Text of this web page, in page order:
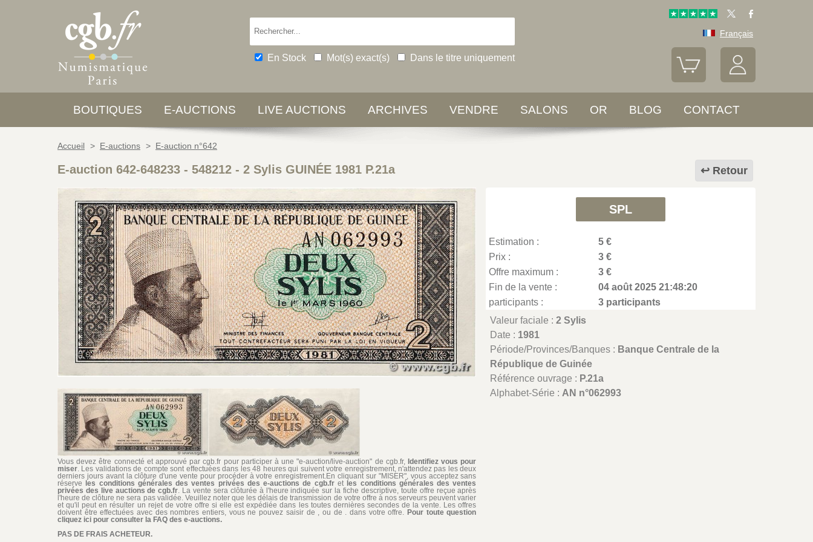
En Stock Mot(s) exact(s) Dans le titre uniquement
Français
BOUTIQUES E-AUCTIONS LIVE AUCTIONS ARCHIVES VENDRE SALONS OR BLOG CONTACT
Accueil > E-auctions > E-auction n°642
Retour
E-auction 642-648233 - 548212 - 2 Sylis GUINÉE 1981 P.21a
Vous devez être connecté et approuvé par cgb.fr pour participer à une "e-auction/live-auction" de cgb.fr, Identifiez vous pour
miser . Les validations de compte sont effectuées dans les 48 heures qui suivent votre enregistrement, n'attendez pas les deux
derniers jours avant la clôture d'une vente pour procéder à votre enregistrement.En cliquant sur "MISER", vous acceptez sans
réserve les conditions générales des ventes privées des e-auctions de cgb.fret les conditions générales des ventes
privées des live auctions de cgb.fr . La vente sera clôturée à l'heure indiquée sur la fiche descriptive, toute offre reçue après
l'heure de clôture ne sera pas validée. Veuillez noter que les délais de transmission de votre offre à nos serveurs peuvent varier
et qu'il peut en résulter un rejet de votre offre si elle est expédiée dans les toutes dernières secondes de la vente. Les offres
doivent être effectuées avec des nombres entiers, vous ne pouvez saisir de , ou de . dans votre offre.Pour toute question
cliquez ici pour consulter la FAQ des e-auctions.
PAS DE FRAIS ACHETEUR.
SPL
Estimation :
5 €
Prix :
3 €
Offre maximum :
3 €
Fin de la vente :
04 août 2025 21:48:20
participants :
3 participants
Valeur faciale :2 Sylis
Date : 1981
Période/Provinces/Banques : Banque Centrale de la
République de Guinée
Référence ouvrage : P.21a
Alphabet-Série : AN n°062993